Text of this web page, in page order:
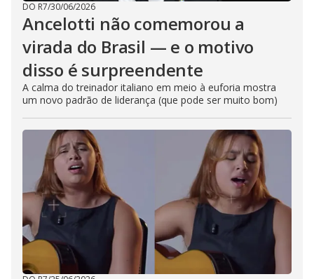
DO R7/30/06/2026
Ancelotti não comemorou a
virada do Brasil — e o motivo
disso é surpreendente
A calma do treinador italiano em meio à euforia mostra
um novo padrão de liderança (que pode ser muito bom)